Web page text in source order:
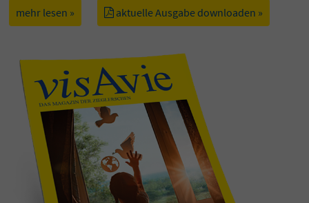
mehr lesen » aktuelle Ausgabe downloaden »